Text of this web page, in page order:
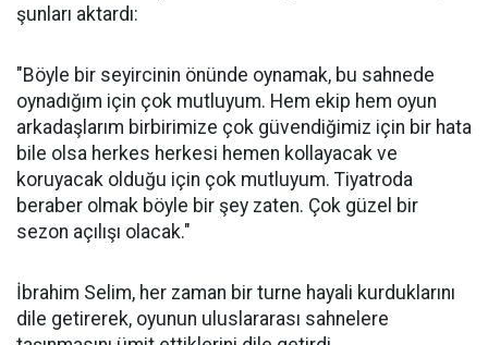
şunları aktardı:
"Böyle bir seyircinin önünde oynamak, bu sahnede
oynadığım için çok mutluyum. Hem ekip hem oyun
arkadaşlarım birbirimize çok güvendiğimiz için bir hata
bile olsa herkes herkesi hemen kollayacak ve
koruyacak olduğu için çok mutluyum. Tiyatroda
beraber olmak böyle bir şey zaten. Çok güzel bir
sezon açılışı olacak."
İbrahim Selim, her zaman bir turne hayali kurduklarını
dile getirerek, oyunun uluslararası sahnelere